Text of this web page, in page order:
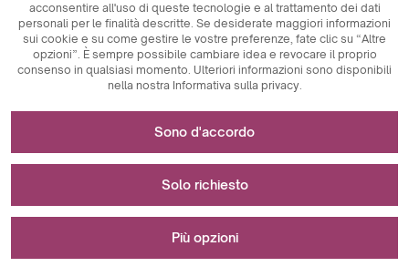
Progettazione e realizzazione:
acconsentire all'uso di queste tecnologie e al trattamento dei dati
personali per le finalità descritte. Se desiderate maggiori informazioni
sui cookie e su come gestire le vostre preferenze, fate clic su “Altre
opzioni”. È sempre possibile cambiare idea e revocare il proprio
consenso in qualsiasi momento. Ulteriori informazioni sono disponibili
nella nostra Informativa sulla privacy.
Necessario per il funzionamento del sito web
I cookie tecnicamente necessari sono elementi chiave che
garantiscono il corretto funzionamento del sito web. Tra
consentono di riconoscere l'utente mentre naviga su
abilitando funzioni come il carrello degli acquisti e le
sessioni di login. Inoltre, i cookie memorizzano le
sul sito web. Il loro scopo principale è quello di analizzare il
traffico del sito web e valutarne le prestazioni. I cookie
I cookie di marketing svolgono un ruolo fondamentale
Sono d'accordo
Solo richiesto
Più opzioni